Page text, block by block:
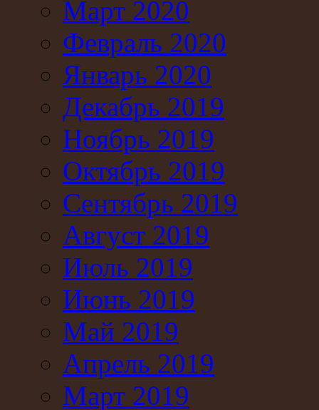
Март 2020
Февраль 2020
Январь 2020
Декабрь 2019
Ноябрь 2019
Октябрь 2019
Сентябрь 2019
Август 2019
Июль 2019
Июнь 2019
Май 2019
Апрель 2019
Март 2019